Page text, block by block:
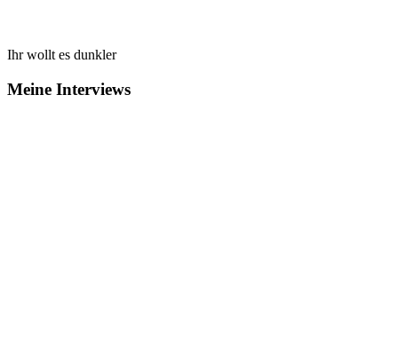
Ihr wollt es dunkler
Meine Interviews